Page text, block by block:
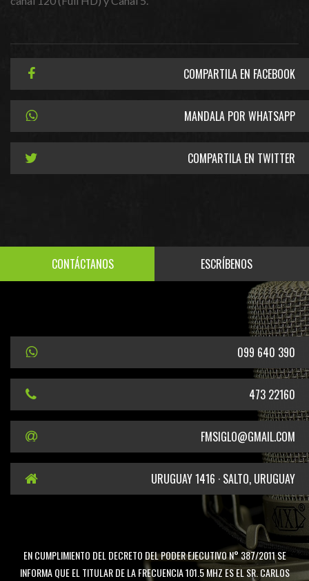
COMPARTILA EN FACEBOOK
MANDALA POR WHATSAPP
COMPARTILA EN TWITTER
CONTÁCTANOS ESCRÍBENOS
099 640 390
473 22160
FMSIGLO@GMAIL.COM
URUGUAY 1416 · SALTO, URUGUAY
EN CUMPLIMIENTO DEL DECRETO DEL PODER EJECUTIVO N° 387/2011 SE
INFORMA QUE EL TITULAR DE LA FRECUENCIA 101.5 MHZ ES EL SR. CARLOS